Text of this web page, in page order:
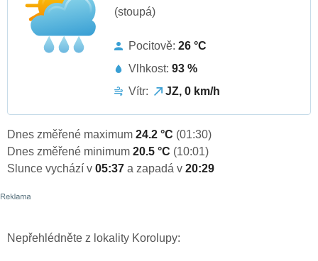
(stoupá)
Pocitově: 26 °C
Vlhkost: 93 %
Vítr:
JZ, 0 km/h
Dnes změřené maximum 24.2 °C (01:30)
Dnes změřené minimum 20.5 °C (10:01)
Slunce vychází v 05:37 a zapadá v 20:29
Nepřehlédněte z lokality Korolupy: